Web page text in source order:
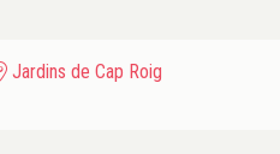
Jardins de Cap Roig